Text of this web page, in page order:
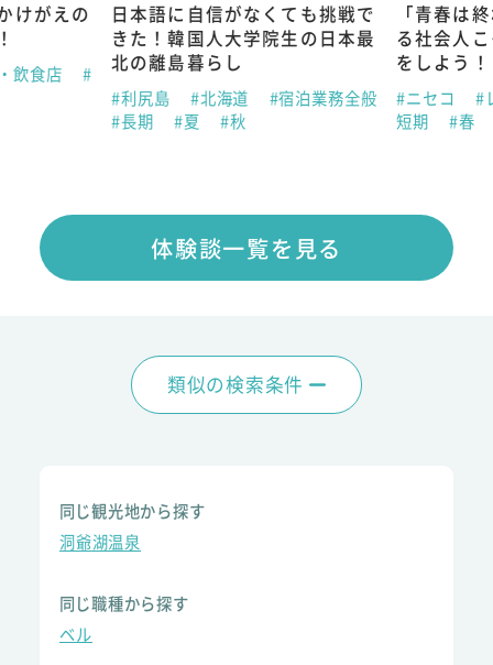
けがえの
飲食店 #
日本語に自信がなくても挑戦で
きた！韓国人大学院生の日本最
北の離島暮らし
#利尻島 #北海道
#宿泊業務全般
#長期
#夏 #秋
「青春は
る社会人
をしよう！
#ニセコ
#
短期
#春
体験談一覧を見る
類似の検索条件
同じ観光地から探す
洞爺湖温泉
同じ職種から探す
ベル